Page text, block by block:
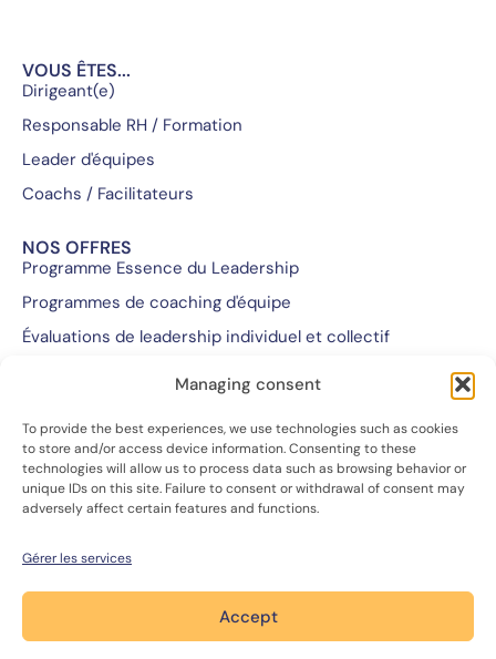
Managing consent
To provide the best experiences, we use technologies such as cookies
to store and/or access device information. Consenting to these
technologies will allow us to process data such as browsing behavior or
unique IDs on this site. Failure to consent or withdrawal of consent may
adversely affect certain features and functions.
Gérer les services
Accept
VOUS ÊTES...
Dirigeant(e)
Responsable RH / Formation
Leader d'équipes
Coachs / Facilitateurs
NOS OFFRES
Programme Essence du Leadership
Programmes de coaching d'équipe
Évaluations de leadership individuel et collectif
Retraites
NOUS SOMMES...
Notre équipe et notre mission
Notre approche